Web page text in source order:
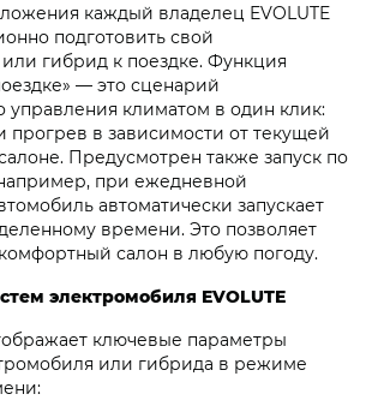
каждый владелец EVOLUTE
подготовить свой
гибрид к поездке. Функция
— это сценарий
управления климатом в один клик:
прогрев в зависимости от текущей
Предусмотрен также запуск по
при ежедневной
автоматически запускает
времени. Это позволяет
салон в любую погоду.
электромобиля EVOLUTE
ключевые параметры
или гибрида в режиме